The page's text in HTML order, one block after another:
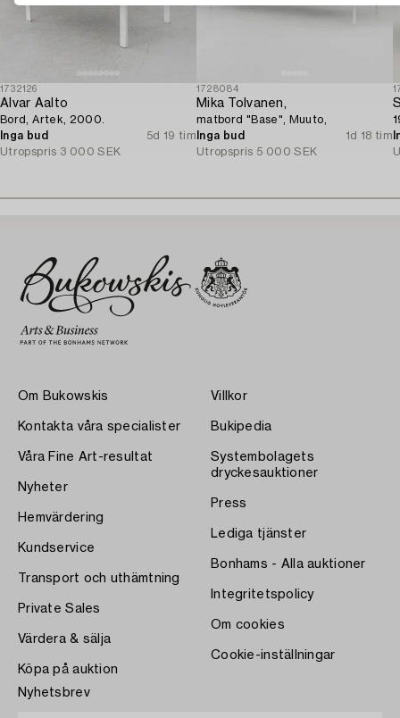
1732126
Alvar Aalto
Bord, Artek, 2000.
Inga bud
5d 19 tim
Utropspris 3 000 SEK
1728084
Mika Tolvanen,
matbord "Base", Muuto,
Inga bud
1d 18 tim
Utropspris 5 000 SEK
Om Bukowskis
Kontakta våra specialister
Våra Fine Art-resultat
Nyheter
Hemvärdering
Kundservice
Transport och uthämtning
Private Sales
Värdera & sälja
Köpa på auktion
Villkor
Bukipedia
Systembolagets
dryckesauktioner
Press
Lediga tjänster
Bonhams - Alla auktioner
Integritetspolicy
Om cookies
Cookie-inställningar
Nyhetsbrev